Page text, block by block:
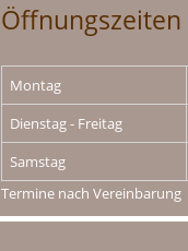
Öffnungszeiten
Montag
Dienstag - Freitag
Samstag
Termine nach Vereinbarung